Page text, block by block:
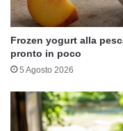
Frozen yogurt alla
pronto in poco
5 Agosto 2026